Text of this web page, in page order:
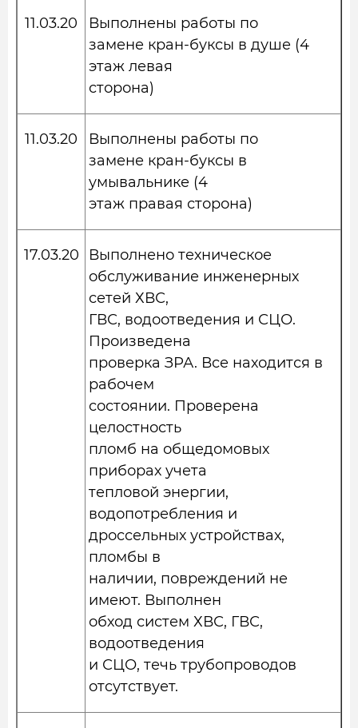
11.03.20
Выполнены работы по
замене кран-буксы в душе (4
этаж левая
сторона)
11.03.20
Выполнены работы по
замене кран-буксы в
умывальнике (4
этаж правая сторона)
17.03.20
Выполнено техническое
обслуживание инженерных
сетей ХВС,
ГВС, водоотведения и СЦО.
Произведена
проверка ЗРА. Все находится в
рабочем
состоянии. Проверена
целостность
пломб на общедомовых
приборах учета
тепловой энергии,
водопотребления и
дроссельных устройствах,
пломбы в
наличии, повреждений не
имеют. Выполнен
обход систем ХВС, ГВС,
водоотведения
и СЦО, течь трубопроводов
отсутствует.